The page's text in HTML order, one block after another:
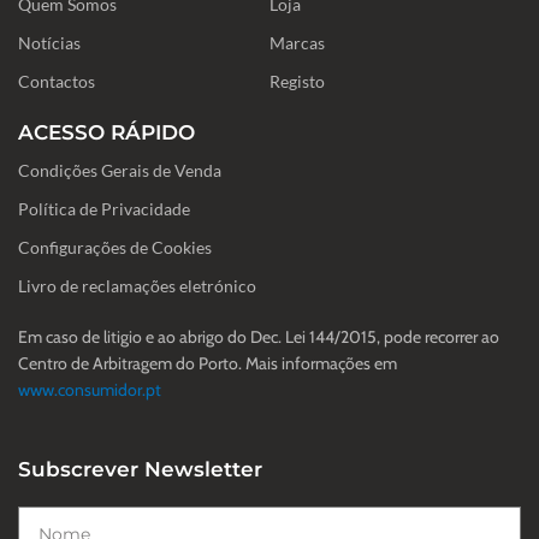
o
-
r
Quem Somos
Notícias
Contactos
Loja
Marcas
Registo
ACESSO RÁPIDO
Condições Gerais de Venda
Política de Privacidade
Configurações de Cookies
Livro de reclamações eletrónico
Em caso de litigio e ao abrigo do Dec. Lei 144/2015, pode recorrer ao
Centro de Arbitragem do Porto. Mais informações em
www.consumidor.pt
Subscrever Newsletter